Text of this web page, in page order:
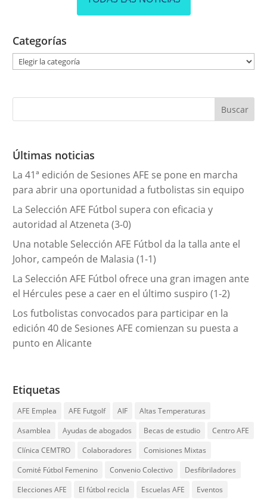
Categorías
a
g
r
a
s
Últimas noticias
La 41ª edición de Sesiones AFE se pone en marcha
para abrir una oportunidad a futbolistas sin equipo
La Selección AFE Fútbol supera con eficacia y
autoridad al Atzeneta (3-0)
Una notable Selección AFE Fútbol da la talla ante el
Johor, campeón de Malasia (1-1)
La Selección AFE Fútbol ofrece una gran imagen ante
el Hércules pese a caer en el último suspiro (1-2)
Los futbolistas convocados para participar en la
edición 40 de Sesiones AFE comienzan su puesta a
punto en Alicante
Etiquetas
AFE Emplea AFE Futgolf AIF
Altas Temperaturas
Asamblea
Ayudas de abogados Becas de estudio
Centro AFE
Clínica CEMTRO
Colaboradores
Comisiones Mixtas
Comité Fútbol Femenino
Convenio Colectivo
Desfibriladores
Elecciones AFE
El fútbol recicla Escuelas AFE
Eventos